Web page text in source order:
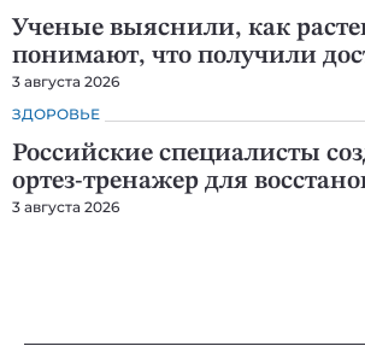
Ученые выяснили, как
понимают, что получили
3 августа 2026
ЗДОРОВЬЕ
Российские специалисты
ортез-тренажер для
3 августа 2026